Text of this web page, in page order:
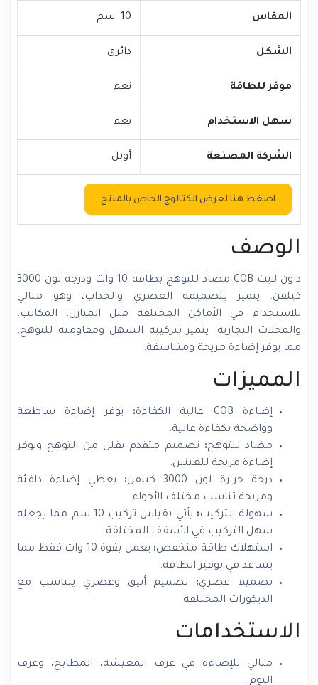
المقاس 10 سم
الشكل دائري
موفر للطاقة نعم
سهل الاستخدام نعم
الشركة المصنعة أوبل
اضغط هنا لعرض الكتالوج الخاص بالمنتج
الوصف
داون لايت COB مضاد للتوهج بطاقة 10 وات ودرجة لون 3000
كيلفن. يتميز بتصميمه العصري والجذاب، وهو مثالي
للاستخدام في الأماكن المختلفة مثل المنازل، المكاتب،
والمحلات التجارية. يتميز بتركيبه السهل ومقاومته للتوهج،
مما يوفر إضاءة مريحة ومتناسقة.
المميزات
إضاءة COB عالية الكفاءة: يوفر إضاءة ساطعة
وواضحة بكفاءة عالية.
مضاد للتوهج: تصميم متقدم يقلل من التوهج ويوفر
إضاءة مريحة للعينين.
درجة حرارة لون 3000 كيلفن
: يعطي إضاءة دافئة
ومريحة تناسب مختلف الأجواء.
سهولة التركيب:
يأتي بقياس تركيب 10 سم مما يجعله
سهل التركيب في الأسقف المختلفة.
استهلاك طاقة منخفض:
يعمل بقوة 10 وات فقط مما
يساعد في توفير الطاقة.
تصميم عصري: تصميم أنيق وعصري يتناسب مع
الديكورات المختلفة.
الاستخدامات
مثالي للإضاءة في غرف المعيشة، المطابخ، وغرف
النوم.